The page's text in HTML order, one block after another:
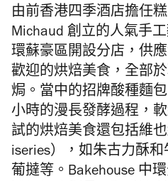
由前香港四季酒店擔任
Michaud 創立的人氣手
環蘇豪區開設分店， 供應
歡迎的烘焙美食， 全部
焗。當中的招牌酸種麵
小時的漫長發酵過程，
試的烘焙美食還包括維
iseries），如朱古力酥
葡撻等。 Bakehouse 中